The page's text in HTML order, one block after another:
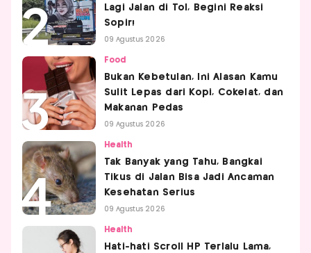
Lagi Jalan di Tol, Begini Reaksi
Sopir!
09 Agustus 2026
Food
Bukan Kebetulan, Ini Alasan Kamu
Sulit Lepas dari Kopi, Cokelat, dan
Makanan Pedas
09 Agustus 2026
Health
Tak Banyak yang Tahu, Bangkai
Tikus di Jalan Bisa Jadi Ancaman
Kesehatan Serius
09 Agustus 2026
Health
Hati-hati Scroll HP Terlalu Lama,